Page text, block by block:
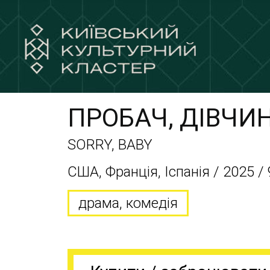
ПРОБАЧ,
SORRY, BABY
США, Франція, Іспанія / 2025 /
драма, комедія